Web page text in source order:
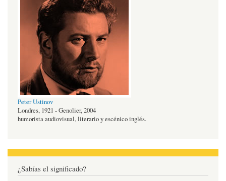
Peter Ustinov
Londres, 1921 - Genolier, 2004
humorista audiovisual, literario y escénico inglés.
¿Sabías el significado?